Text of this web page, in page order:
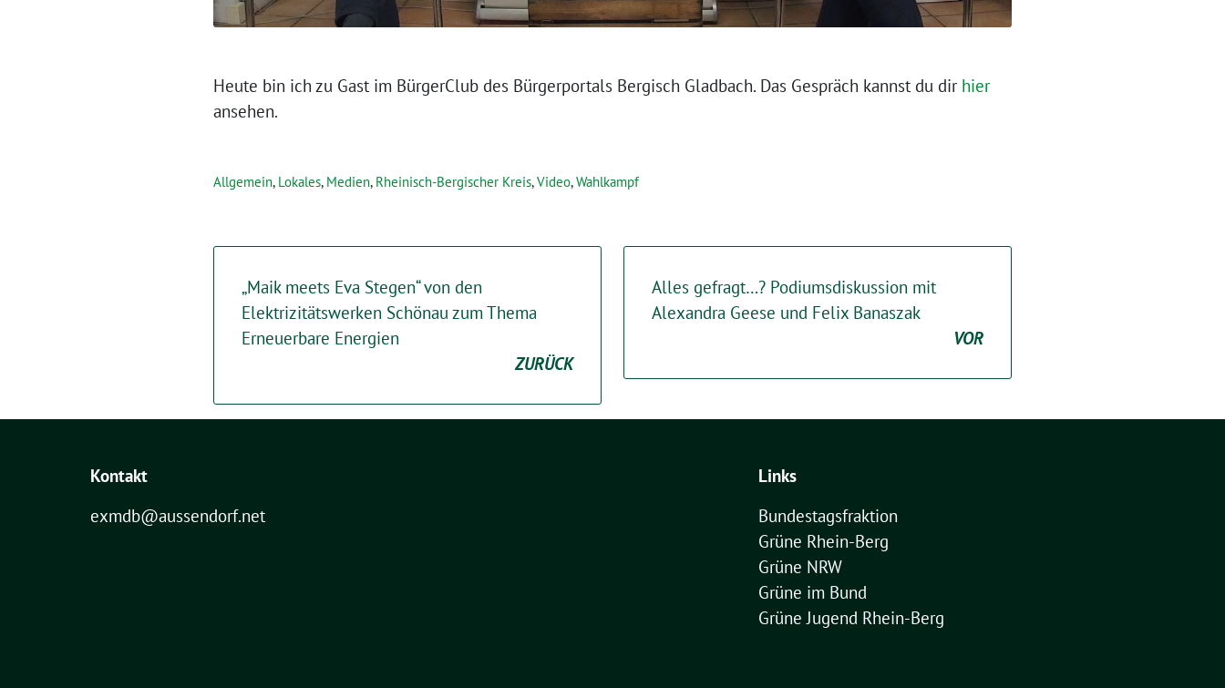
Heute bin ich zu Gast im BürgerClub des Bürgerportals Bergisch Gladbach. Das Gespräch kannst du dir hier
ansehen.
Allgemein, Lokales, Medien, Rheinisch-Bergischer Kreis,Video,Wahlkampf
„Maik meets Eva Stegen“ von den
Elektrizitätswerken Schönau zum Thema
Erneuerbare Energien
ZURÜCK
Alles gefragt…? Podiumsdiskussion mit
Alexandra Geese und Felix Banaszak
VOR
Kontakt
exmdb@aussendorf.net
Links
Bundestagsfraktion
Grüne Rhein-Berg
Grüne NRW
Grüne im Bund
Grüne Jugend Rhein-Berg